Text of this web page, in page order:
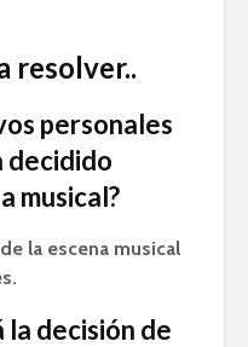
resolver..
personales
decidido
musical?
la escena musical
decisión de